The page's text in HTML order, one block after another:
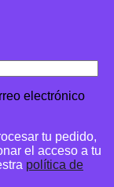
electrónico
tu pedido,
el acceso a tu
política de